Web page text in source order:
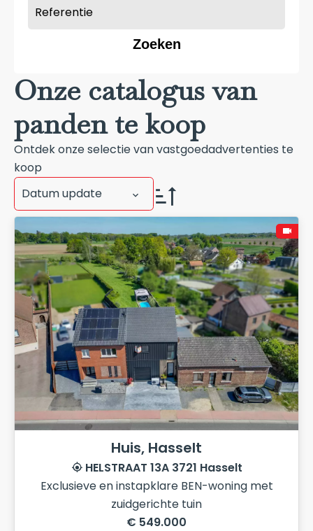
Zoeken
Onze catalogus van
panden te koop
Ontdek onze selectie van vastgoedadvertenties te
koop
Datum update
Huis, Hasselt
HELSTRAAT 13A 3721 Hasselt
Exclusieve en instapklare BEN-woning met
zuidgerichte tuin
€ 549.000